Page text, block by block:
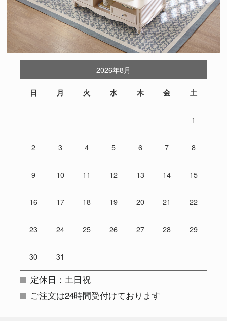
2026年8月
日 月 火 水 木 金 土
1
2 3 4 5 6 7 8
9 10 11 12 13 14 15
16 17 18 19 20 21 22
23 24 25 26 27 28 29
30 31
定休日：土日祝
ご注文は24時間受付けております